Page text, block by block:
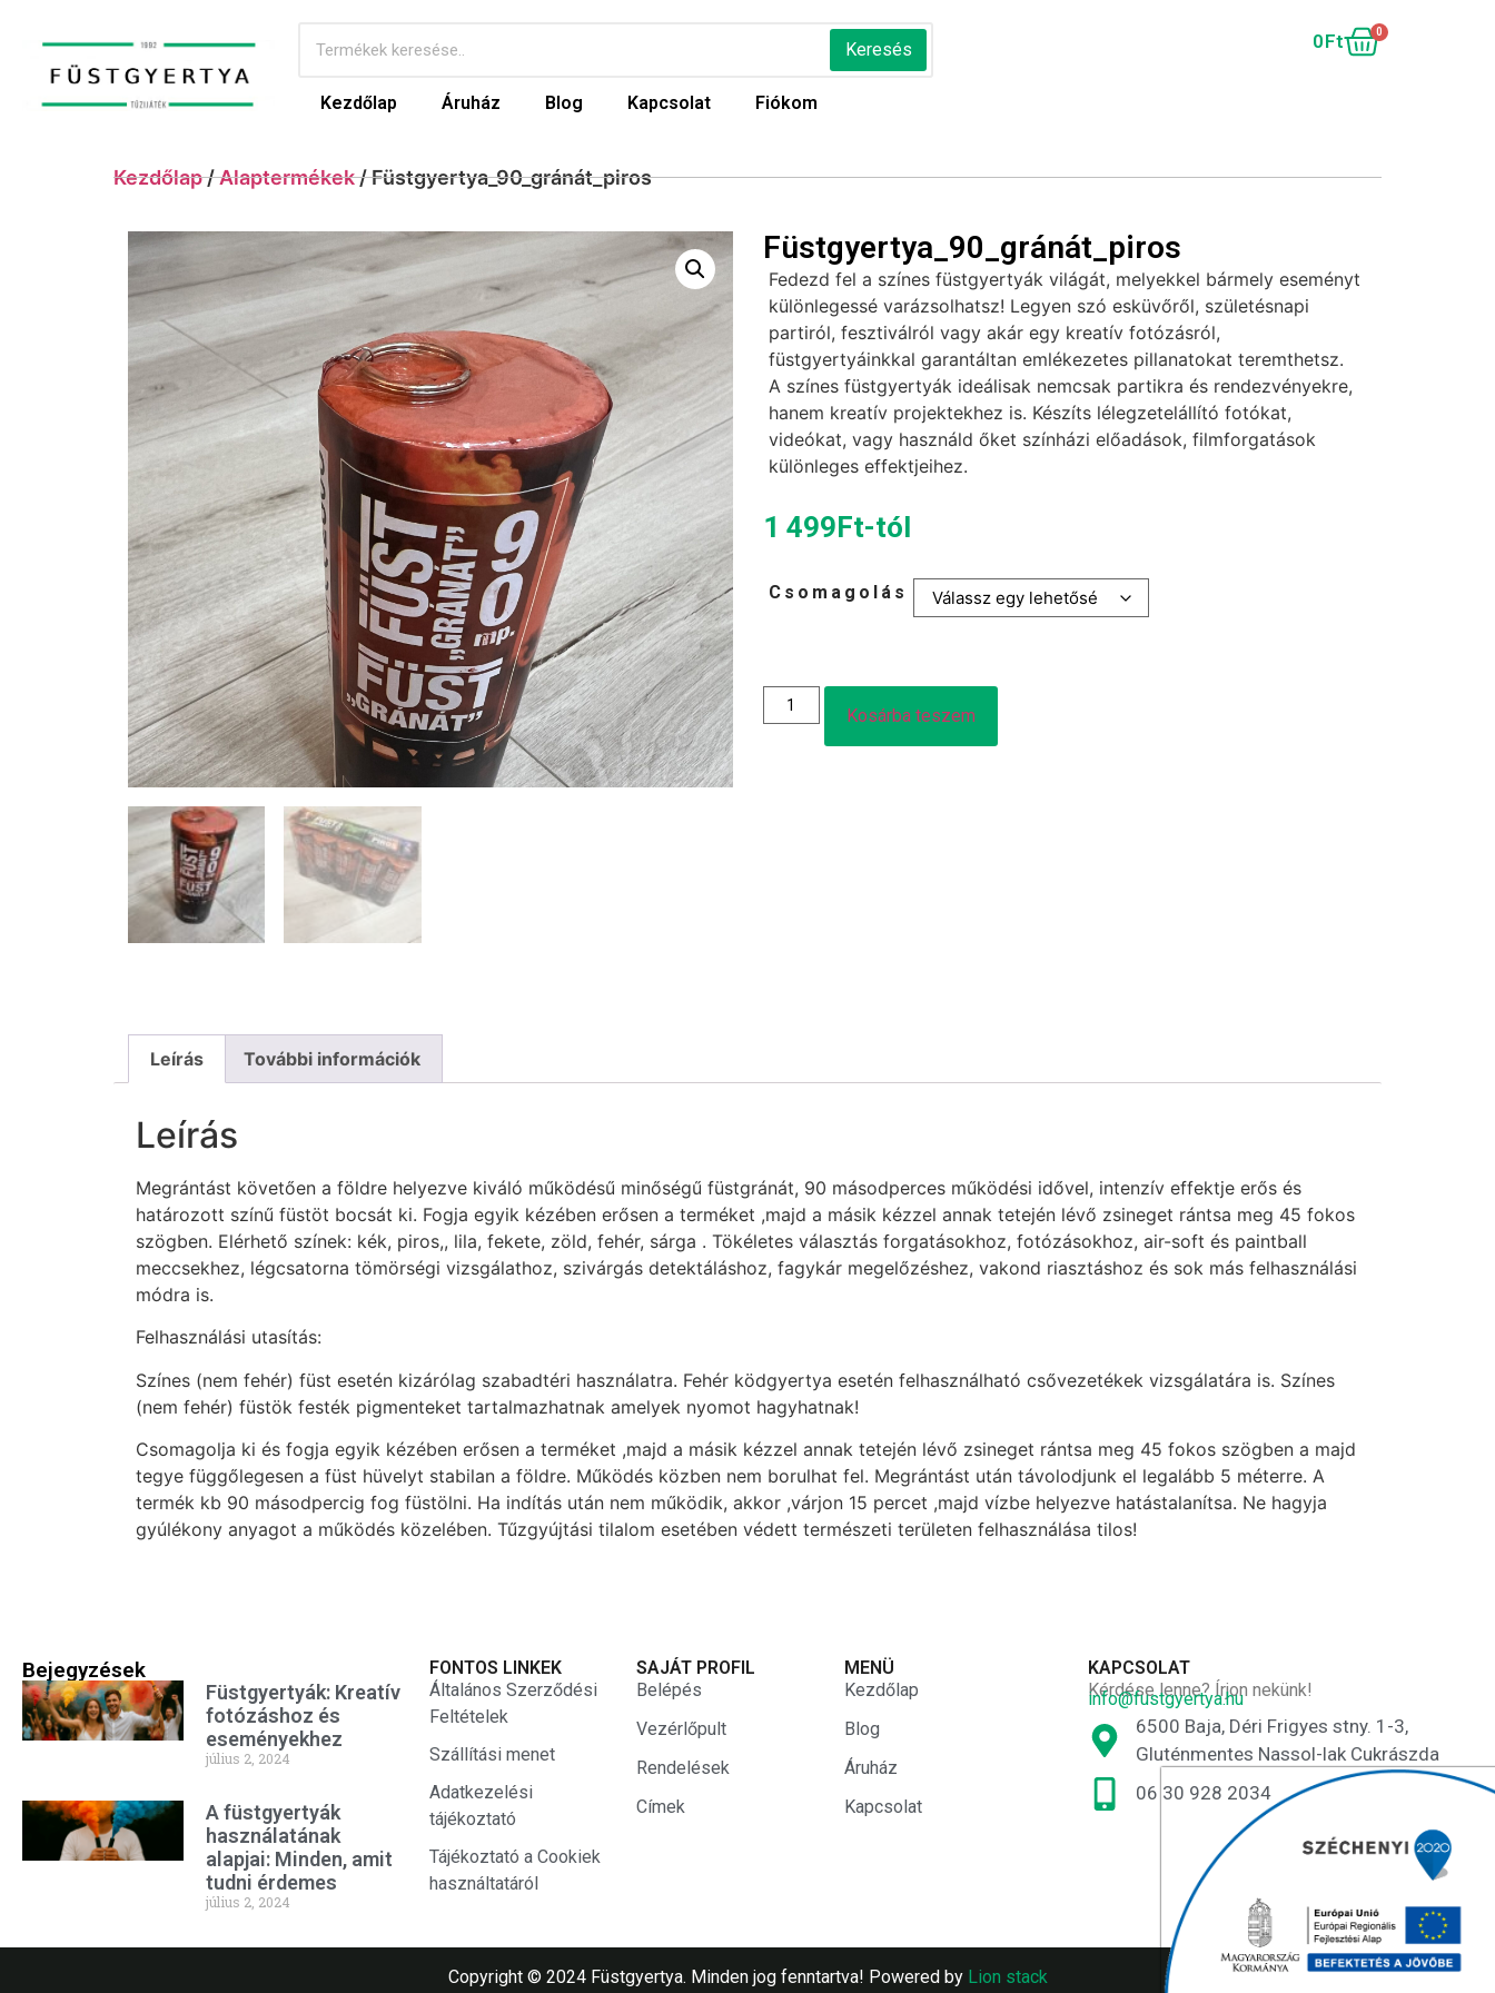
Keresés
Kezdőlap Áruház Blog Kapcsolat Fiókom
0Ft 0
Kezdőlap/Alaptermékek/ Füstgyertya_90_gránát_piros
Füstgyertya_90_gránát_piros
Fedezd fel a színes füstgyertyák világát, melyekkel bármely eseményt
különlegessé varázsolhatsz! Legyen szó esküvőről, születésnapi
partiról, fesztiválról vagy akár egy kreatív fotózásról,
füstgyertyáinkkal garantáltan emlékezetes pillanatokat teremthetsz.
A színes füstgyertyák ideálisak nemcsak partikra és rendezvényekre,
hanem kreatív projektekhez is. Készíts lélegzetelállító fotókat,
videókat, vagy használd őket színházi előadások, filmforgatások
különleges effektjeihez.
1 499Ft-tól
Csomagolás
Kosárba teszem
Leírás További információk
Leírás
Megrántást követően a földre helyezve kiváló működésű minőségű füstgránát, 90 másodperces működési idővel, intenzív effektje erős és
határozott színű füstöt bocsát ki. Fogja egyik kézében erősen a terméket ,majd a másik kézzel annak tetején lévő zsineget rántsa meg 45 fokos
szögben. Elérhető színek: kék, piros,, lila, fekete, zöld, fehér, sárga . Tökéletes választás forgatásokhoz, fotózásokhoz, air-soft és paintball
meccsekhez, légcsatorna tömörségi vizsgálathoz, szivárgás detektáláshoz, fagykár megelőzéshez, vakond riasztáshoz és sok más felhasználási
módra is.
Felhasználási utasítás:
Színes (nem fehér) füst esetén kizárólag szabadtéri használatra. Fehér ködgyertya esetén felhasználható csővezetékek vizsgálatára is. Színes
(nem fehér) füstök festék pigmenteket tartalmazhatnak amelyek nyomot hagyhatnak!
Csomagolja ki és fogja egyik kézében erősen a terméket ,majd a másik kézzel annak tetején lévő zsineget rántsa meg 45 fokos szögben a majd
tegye függőlegesen a füst hüvelyt stabilan a földre. Működés közben nem borulhat fel. Megrántást után távolodjunk el legalább 5 méterre. A
termék kb 90 másodpercig fog füstölni. Ha indítás után nem működik, akkor ,várjon 15 percet ,majd vízbe helyezve hatástalanítsa. Ne hagyja
gyúlékony anyagot a működés közelében. Tűzgyújtási tilalom esetében védett természeti területen felhasználása tilos!
Bejegyzések
Füstgyertyák: Kreatív
fotózáshoz és
eseményekhez
július 2, 2024
A füstgyertyák
használatának
alapjai: Minden, amit
tudni érdemes
július 2, 2024
FONTOS LINKEK
Általános Szerződési
Feltételek
Szállítási menet
Adatkezelési
tájékoztató
Tájékoztató a Cookiek
használtatáról
SAJÁT PROFIL
Belépés
Vezérlőpult
Rendelések
Címek
MENÜ
Kezdőlap
Blog
Áruház
Kapcsolat
KAPCSOLAT
Kérdése lenne? Írjon nekünk!
info@fustgyertya.hu
6500 Baja, Déri Frigyes stny. 1-3,
Gluténmentes Nassol-lak Cukrászda
06 30 928 2034
Copyright © 2024 Füstgyertya. Minden jog fenntartva! Powered by Lion stack